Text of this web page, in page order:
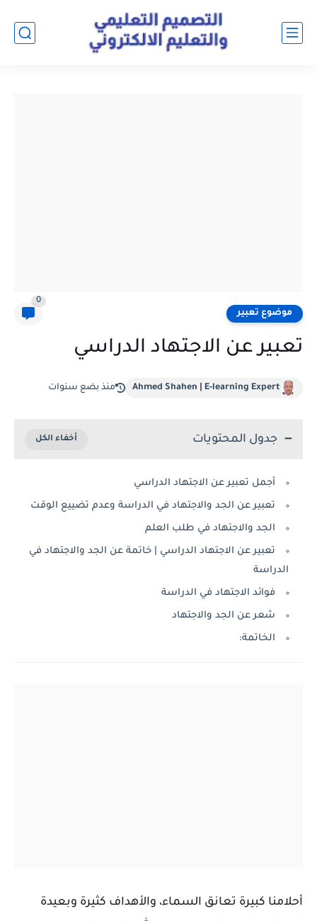
موضوع تعبير
0
تعبير عن الاجتهاد الدراسي
Ahmed Shahen | E-learning Expert منذ بضع سنوات
جدول المحتويات
أجمل تعبير عن الاجتهاد الدراسي
تعبير عن الجد والاجتهاد في الدراسة وعدم تضييع الوقت
الجد والاجتهاد في طلب العلم
تعبير عن الاجتهاد الدراسي | خاتمة عن الجد والاجتهاد في
الدراسة
فوائد الاجتهاد في الدراسة
شعر عن الجد والاجتهاد
الخاتمة:
أحلامنا كبيرة تعانق السماء، والأهداف كثيرة وبعيدة